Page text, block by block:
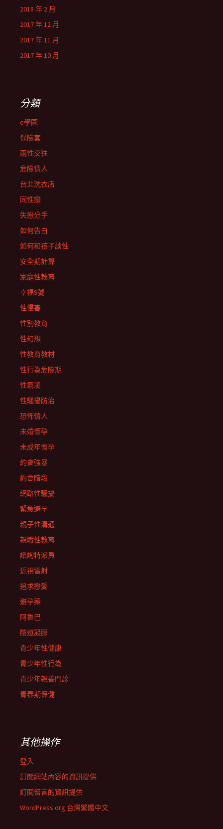
2018 年 2 月
2017 年 12 月
2017 年 11 月
2017 年 10 月
分類
e學園
保險套
兩性交往
危險情人
台北洗衣店
同性戀
失戀分手
如何告白
如何和孩子談性
安全期計算
家庭性教育
幸福9號
性侵害
性別教育
性幻想
性教育教材
性行為危險期
性霸凌
性騷擾防治
恐怖情人
未婚懷孕
未成年懷孕
約會強暴
約會階段
網路性騷擾
緊急避孕
親子性溝通
親職性教育
諮詢特派員
近視雷射
追求戀愛
避孕藥
阿魯巴
陰道凝膠
青少年性健康
青少年性行為
青少年親善門診
青春期保健
其他操作
登入
訂閱網站內容的資訊提供
訂閱留言的資訊提供
WordPress.org 台灣繁體中文